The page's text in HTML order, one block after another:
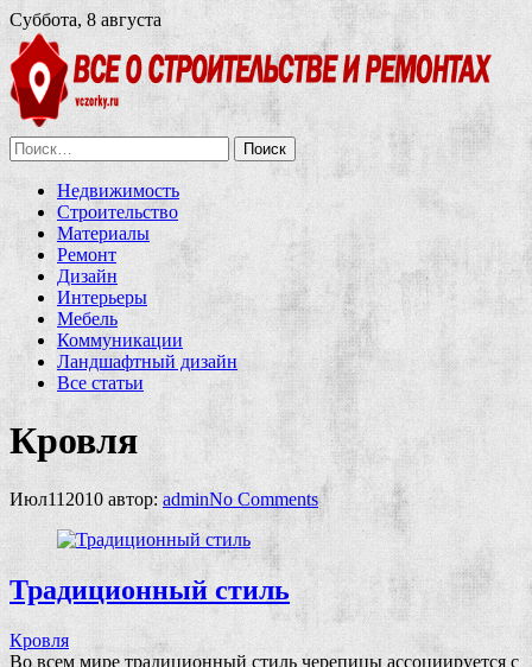
Суббота, 8 августа
Найти:
Недвижимость
Строительство
Материалы
Ремонт
Дизайн
Интерьеры
Мебель
Коммуникации
Ландшафтный дизайн
Все статьи
Кровля
Июл112010 автор: adminNoComments
Традиционный стиль
Кровля
Во всем мире традиционный стиль черепицы ассоциируется с